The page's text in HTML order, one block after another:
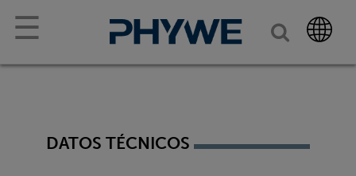
☰
DATOS TÉCNICOS